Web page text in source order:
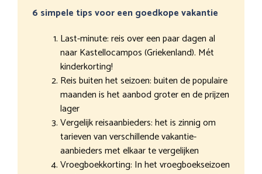
6 simpele tips voor een goedkope vakantie
Last-minute: reis over een paar dagen al
naar Kastellocampos (Griekenland). Mét
kinderkorting!
Reis buiten het seizoen: buiten de populaire
maanden is het aanbod groter en de prijzen
lager
Vergelijk reisaanbieders: het is zinnig om
tarieven van verschillende vakantie-
aanbieders met elkaar te vergelijken
Vroegboekkorting: In het vroegboekseizoen